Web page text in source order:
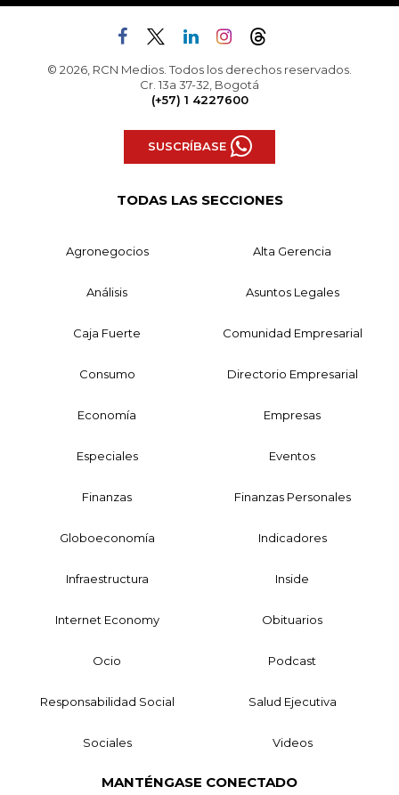
© 2026, RCN Medios. Todos los derechos reservados.
Cr. 13a 37-32, Bogotá
(+57) 1 4227600
SUSCRÍBASE
TODAS LAS SECCIONES
Agronegocios Alta Gerencia
Análisis Asuntos Legales
Caja Fuerte Comunidad Empresarial
Consumo Directorio Empresarial
Economía Empresas
Especiales Eventos
Finanzas Finanzas Personales
Globoeconomía Indicadores
Infraestructura Inside
Internet Economy Obituarios
Ocio Podcast
Responsabilidad Social Salud Ejecutiva
Sociales Videos
MANTÉNGASE CONECTADO